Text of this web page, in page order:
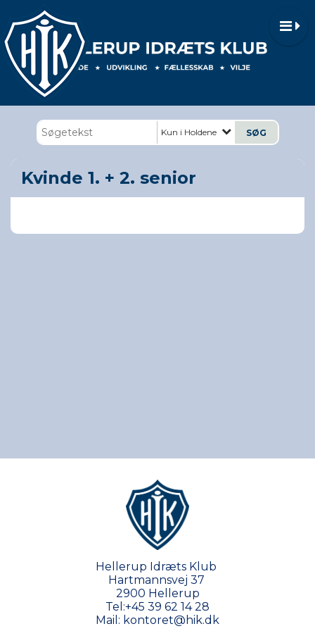
Kun i Holdene
Kvinde 1. + 2. senior
Hellerup Idræts Klub
Hartmannsvej 37
2900 Hellerup
Tel:+45 39 62 14 28
Mail: kontoret@hik.dk